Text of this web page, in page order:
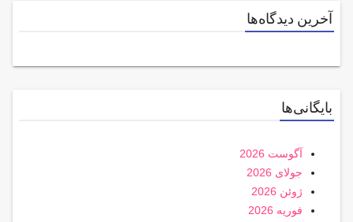
آخرین دیدگاه‌ها
بایگانی‌ها
آگوست 2026
جولای 2026
ژوئن 2026
فوریه 2026